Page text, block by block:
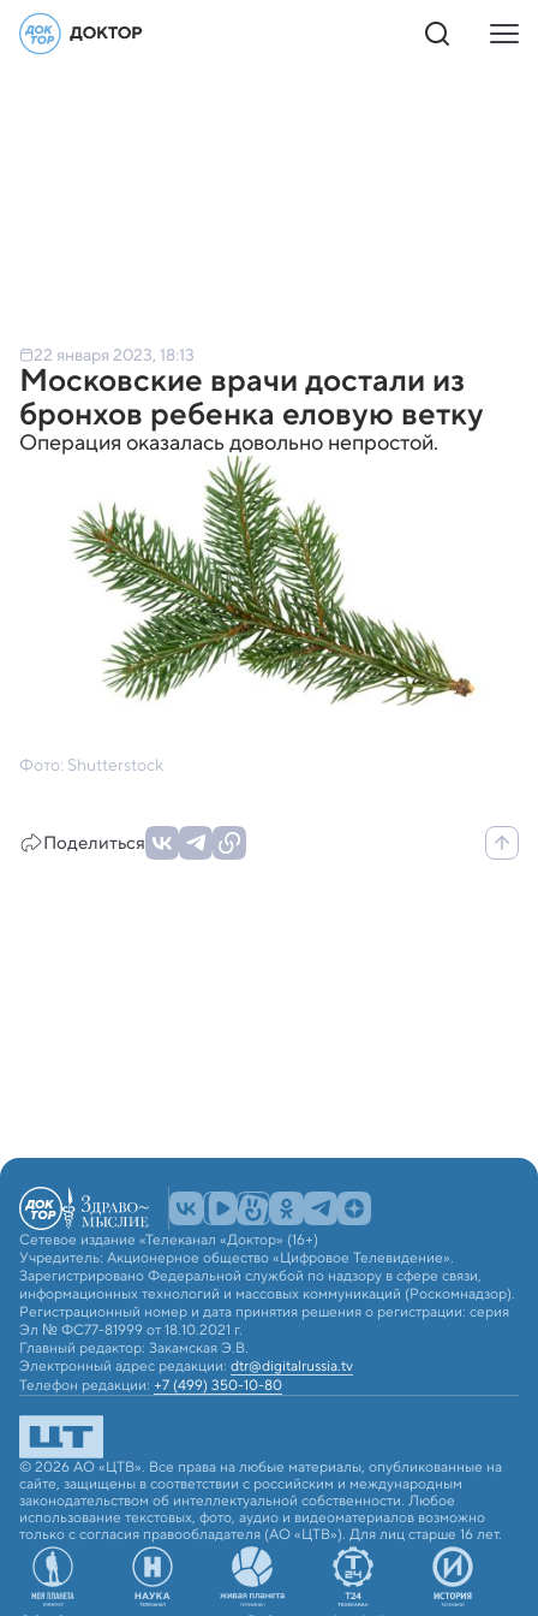
22 января 2023, 18:13
Московские врачи достали из
бронхов ребенка еловую ветку
Операция оказалась довольно непростой.
Фото: Shutterstock
Поделиться
Сетевое издание «Телеканал «Доктор» (16+)
Учредитель: Акционерное общество «Цифровое Телевидение».
Зарегистрировано Федеральной службой по надзору в сфере связи,
информационных технологий и массовых коммуникаций (Роскомнадзор).
Регистрационный номер и дата принятия решения о регистрации: серия
Эл № ФС77-81999 от 18.10.2021 г.
Главный редактор: Закамская Э.В.
Электронный адрес редакции: dtr@digitalrussia.tv
Телефон редакции: +7 (499) 350-10-80
© 2026 АО «ЦТВ». Все права на любые материалы, опубликованные на
сайте, защищены в соответствии с российским и международным
законодательством об интеллектуальной собственности. Любое
использование текстовых, фото, аудио и видеоматериалов возможно
только с согласия правообладателя (АО «ЦТВ»). Для лиц старше 16 лет.